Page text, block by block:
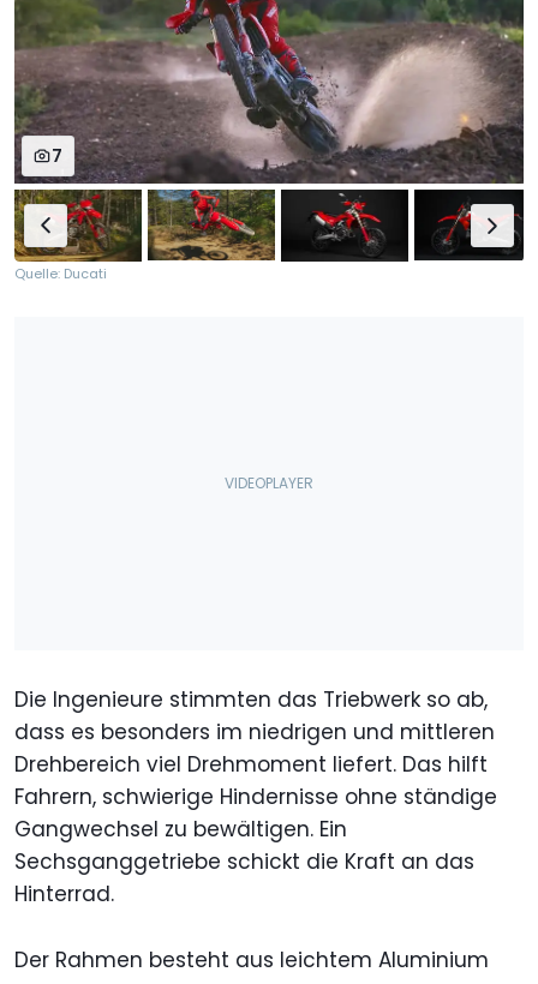
7
Quelle: Ducati
Die Ingenieure stimmten das Triebwerk so ab,
dass es besonders im niedrigen und mittleren
Drehbereich viel Drehmoment liefert. Das hilft
Fahrern, schwierige Hindernisse ohne ständige
Gangwechsel zu bewältigen. Ein
Sechsganggetriebe schickt die Kraft an das
Hinterrad.
Der Rahmen besteht aus leichtem Aluminium